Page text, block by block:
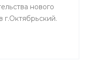
нового
г.Октябрьский.